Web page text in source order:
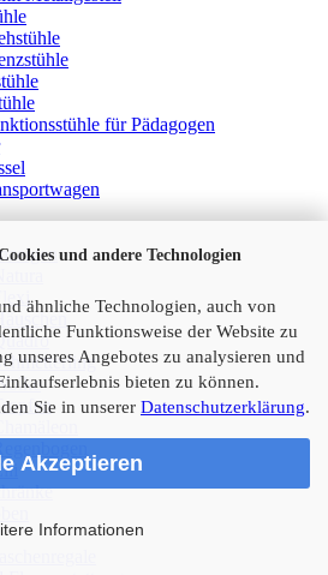
und andere Technologien
ähnliche Technologien, auch von
Funktionsweise der Website zu
unseres Angebotes zu analysieren und
bieten zu können.
Sie in unserer Datenschutzerklärung.
Akzeptieren
Informationen
für Pädagogen